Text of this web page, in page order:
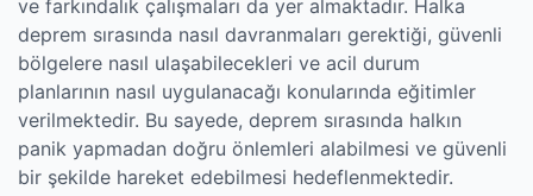
ve farkındalık çalışmaları da yer almaktadır. Halka
deprem sırasında nasıl davranmaları gerektiği, güvenli
bölgelere nasıl ulaşabilecekleri ve acil durum
planlarının nasıl uygulanacağı konularında eğitimler
verilmektedir. Bu sayede, deprem sırasında halkın
panik yapmadan doğru önlemleri alabilmesi ve güvenli
bir şekilde hareket edebilmesi hedeflenmektedir.